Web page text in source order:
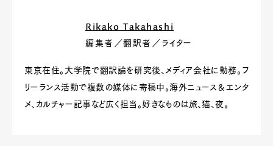
Rikako Takahashi
編集者／翻訳者／ライター
東京在住。大学院で翻訳論を研究後、メディア会社に勤務。フ
リーランス活動で複数の媒体に寄稿中。海外ニュース＆エンタ
メ、カルチャー記事など広く担当。好きなものは旅、猫、夜。